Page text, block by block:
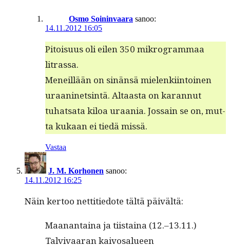
Osmo Soininvaara sanoo:
14.11.2012 16:05
Pitoisu­us oli eilen 350 mikro­gram­maa
litrassa.
Meneil­lään on sinän­sä mie­lenki­in­toinen
uraa­ninetsin­tä. Altaas­ta on karan­nut
tuhat­sa­ta kiloa uraa­nia. Jos­sain se on, mut­
ta kukaan ei tiedä missä.
Vastaa
J. M. Korhonen sanoo:
14.11.2012 16:25
Näin ker­too net­ti­tiedote tältä päivältä:
Maanan­taina ja tiis­taina (12.–13.11.)
Tal­vi­vaaran kaivos­alueen